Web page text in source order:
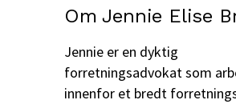
Om Jennie Elise
Jennie er en dyktig
forretningsadvokat som
innenfor et bredt